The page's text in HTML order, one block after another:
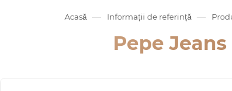
Acasă — Informații de referință —
Pepe